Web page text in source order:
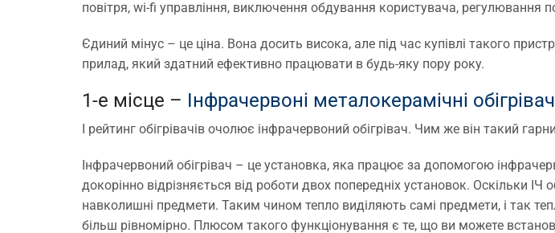
повітря, wi-fi управління, виключення обдування користувача, регулювання
Єдиний мінус – це ціна. Вона досить висока, але під час купівлі такого
прилад, який здатний ефективно працювати в будь-яку пору року.
1-е місце – Інфрачервоні металокерамічні
І рейтинг обігрівачів очолює інфрачервоний обігрівач. Чим же він такий
Інфрачервоний обігрівач – це установка, яка працює за допомогою
докорінно відрізняється від роботи двох попередніх установок. Оскільки ІЧ
навколишні предмети. Таким чином тепло виділяють самі предмети, і так
більш рівномірно. Плюсом такого функціонування є те, що ви можете